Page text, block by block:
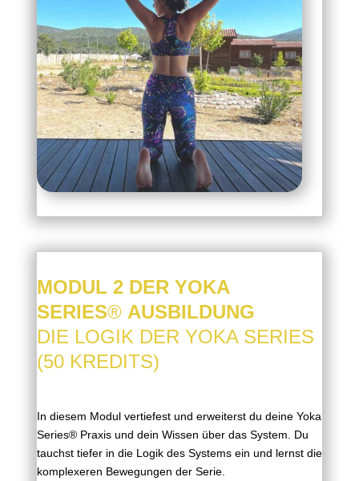
MODUL 2 DER YOKA
SERIES® AUSBILDUNG
DIE LOGIK DER YOKA SERIES
(50 KREDITS)
In diesem Modul vertiefest und erweiterst du deine Yoka
Series®Praxis und dein Wissen über das System. Du
tauchst tiefer in die Logik des Systems ein und lernst die
komplexeren Bewegungen der Serie.